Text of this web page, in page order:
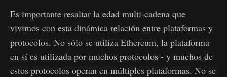
Es importante resaltar la edad multi-cadena que
vivimos con esta dinámica relación entre plataformas y
protocolos. No sólo se utiliza Ethereum, la plataforma
en sí es utilizada por muchos protocolos - y muchos de
estos protocolos operan en múltiples plataformas. No se